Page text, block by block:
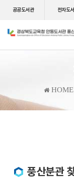
공공도서관 전자도
HOME
풍산분관